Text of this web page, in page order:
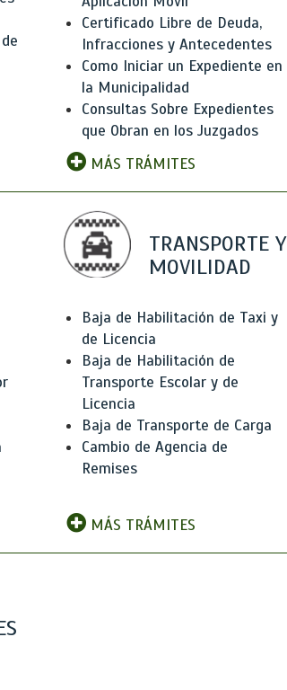
Certificado Libre de Deuda,
Infracciones y Antecedentes
Como Iniciar un Expediente en
la Municipalidad
Consultas Sobre Expedientes
que Obran en los Juzgados
MÁS TRÁMITES
TRANSPORTE Y
MOVILIDAD
Baja de Habilitación de Taxi y
de Licencia
Baja de Habilitación de
Transporte Escolar y de
Licencia
Baja de Transporte de Carga
Cambio de Agencia de
Remises
MÁS TRÁMITES